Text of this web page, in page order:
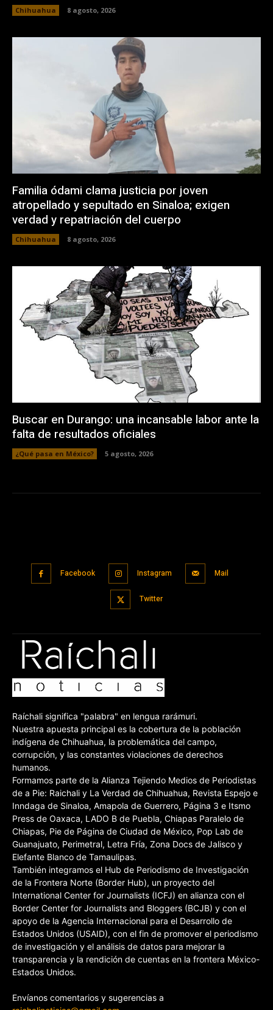
Chihuahua 8 agosto, 2026
Familia ódami clama justicia por joven
atropellado y sepultado en Sinaloa; exigen
verdad y repatriación del cuerpo
Chihuahua 8 agosto, 2026
Buscar en Durango: una incansable labor ante la
falta de resultados oficiales
¿Qué pasa en México? 5 agosto, 2026
Facebook Instagram Mail
Twitter
Raíchali significa "palabra" en lengua rarámuri.
Nuestra apuesta principal es la cobertura de la población
indígena de Chihuahua, la problemática del campo,
corrupción, y las constantes violaciones de derechos
humanos.
Formamos parte de la Alianza Tejiendo Medios de Periodistas
de a Pie: Raichali y La Verdad de Chihuahua, Revista Espejo e
Inndaga de Sinaloa, Amapola de Guerrero, Página 3 e Itsmo
Press de Oaxaca, LADO B de Puebla, Chiapas Paralelo de
Chiapas, Pie de Página de Ciudad de México, Pop Lab de
Guanajuato, Perimetral, Letra Fría, Zona Docs de Jalisco y
Elefante Blanco de Tamaulipas.
También integramos el Hub de Periodismo de Investigación
de la Frontera Norte (Border Hub), un proyecto del
International Center for Journalists (ICFJ) en alianza con el
Border Center for Journalists and Bloggers (BCJB) y con el
apoyo de la Agencia Internacional para el Desarrollo de
Estados Unidos (USAID), con el fin de promover el periodismo
de investigación y el análisis de datos para mejorar la
transparencia y la rendición de cuentas en la frontera México-
Estados Unidos.
Envíanos comentarios y sugerencias a